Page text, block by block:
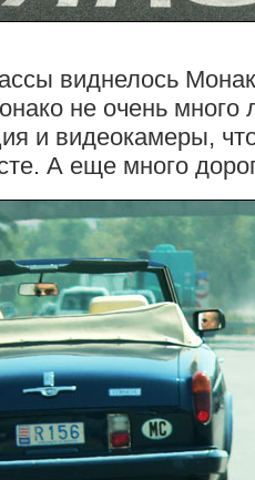
виднелось
не очень много
и видеокамеры,
А еще много